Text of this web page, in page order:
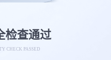
检查通过
CHECK PASSED